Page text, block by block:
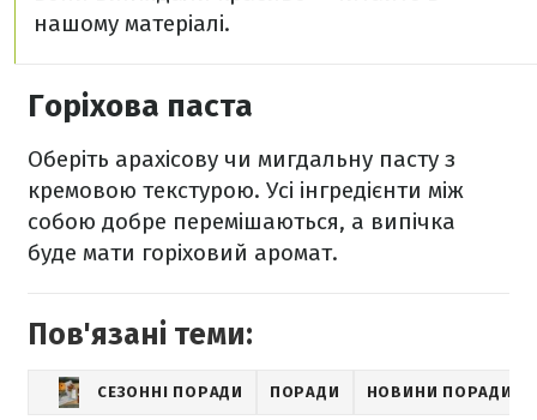
нашому матеріалі.
Горіхова паста
Оберіть арахісову чи мигдальну пасту з
кремовою текстурою. Усі інгредієнти між
собою добре перемішаються, а випічка
буде мати горіховий аромат.
Пов'язані теми:
СЕЗОННІ ПОРАДИ ПОРАДИ НОВИНИ ПОРАДИ